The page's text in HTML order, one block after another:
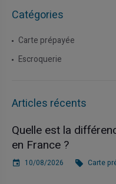
Catégories
Carte prépayée
Escroquerie
Articles récents
Quelle est la
en France ?
10/08/2026 Carte